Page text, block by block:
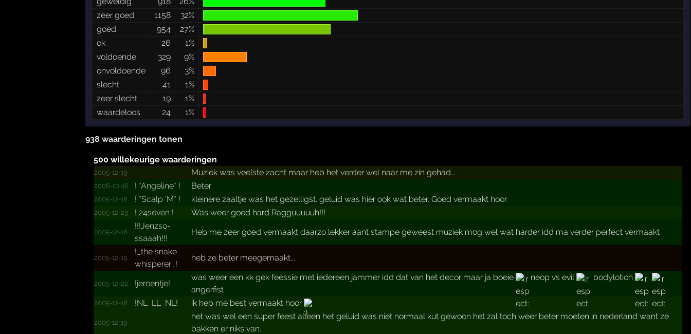
zeer goed
1158
32%
goed
954
27%
ok
26
1%
voldoende
329
9%
onvoldoende
96
3%
slecht
41
1%
zeer slecht
19
1%
waardeloos
24 1%
938 waarderingen tonen
500 willekeurige waarderingen
2005-12-19 Muziek was veelste zacht maar heb het verder wel naar me zin gehad...
2006-01-16 !­ *­Angeline*­ !­ Beter
2005-12-18 !­ *­Scalp 'M*­ !­ kleinere zaaltje was het gezelligst. geluid was hier ook wat beter. Goed vermaakt hoor.
2005-12-23 ! 24seven ! Was weer goed hard Ragguuuuuh!!!
2005-12-18
!!!­Jenzso­
ssaaah­!!!­
Heb me zeer goed vermaakt daarzo lekker aant stampe geweest muziek mog wel wat harder idd ma verder perfect vermaakt
2005-12-19
!_­the snake
whisperer_!­
heb ze beter meegemaakt...
2005-12-22 !jeroentje!
was weer een kk gek feessie met iedereen jammer idd dat van het decor maar ja boeie neop vs evil
bodylotion
angerfist
2005-12-18 !NL_LL_NL! ik heb me best vermaakt hoor
2005-12-19
het was wel een super feest alleen het geluid was niet normaal kut gewoon het zal toch weer beter moeten in nederland want ze
bakken er niks van.